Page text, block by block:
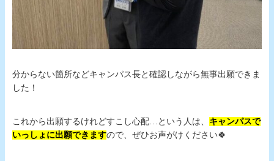
分からない箇所などキャンパス長と確認しながら無事出願できま
した！
これから出願するけれどすこし心配…という人は、 キャンパスで
いっしょに出願できますので、ぜひお声がけください🍀